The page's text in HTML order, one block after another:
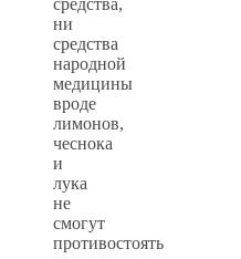
ни
средства
народной
медицины
вроде
лимонов,
чеснока
и
лука
не
смогут
противостоять